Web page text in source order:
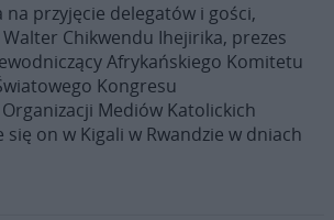
przyjęcie delegatów i gości,
Chikwendu Ihejirika, prezes
Afrykańskiego Komitetu
Kongresu
Mediów Katolickich
się on w Kigali w Rwandzie w dniach